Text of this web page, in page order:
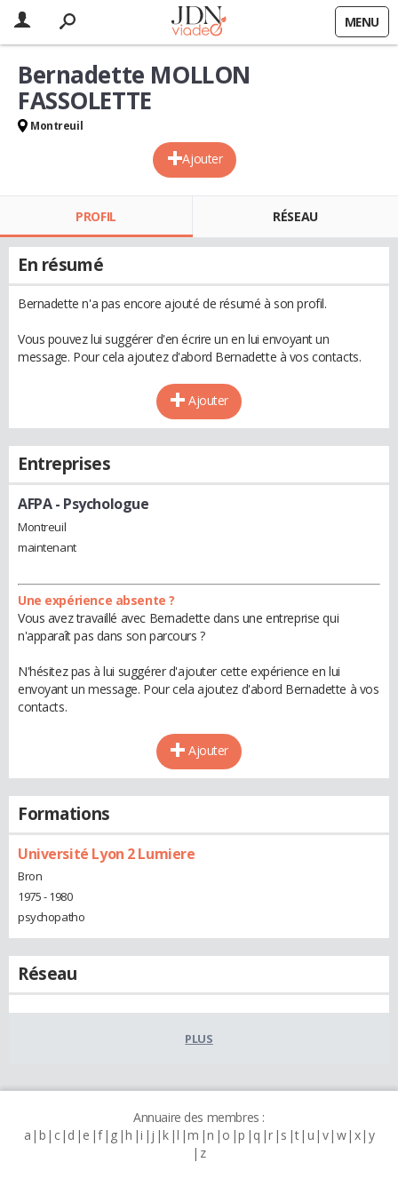
MENU
Ajouter
Bernadette MOLLON
FASSOLETTE
Montreuil
PROFIL RÉSEAU
En résumé
Bernadette n'a pas encore ajouté de résumé à son profil.
Vous pouvez lui suggérer d'en écrire un en lui envoyant un
message. Pour cela ajoutez d'abord Bernadette à vos contacts.
Ajouter
Entreprises
AFPA- Psychologue
Montreuil
maintenant
Une expérience absente ?
Vous avez travaillé avec Bernadette dans une entreprise qui
n'apparaît pas dans son parcours ?
N'hésitez pas à lui suggérer d'ajouter cette expérience en lui
envoyant un message. Pour cela ajoutez d'abord Bernadette à vos
contacts.
Ajouter
Formations
Université Lyon 2 Lumiere
Bron
1975 - 1980
psychopatho
Réseau
PLUS
Annuaire des membres :
a b c d e f g h i j k l m n o p q r s t u v w x y
z